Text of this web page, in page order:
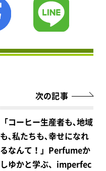
次の記事
「コーヒー生産者も､地域
も､私たちも､幸せになれ
るなんて！」Perfumeか
しゆかと学ぶ、imperfec